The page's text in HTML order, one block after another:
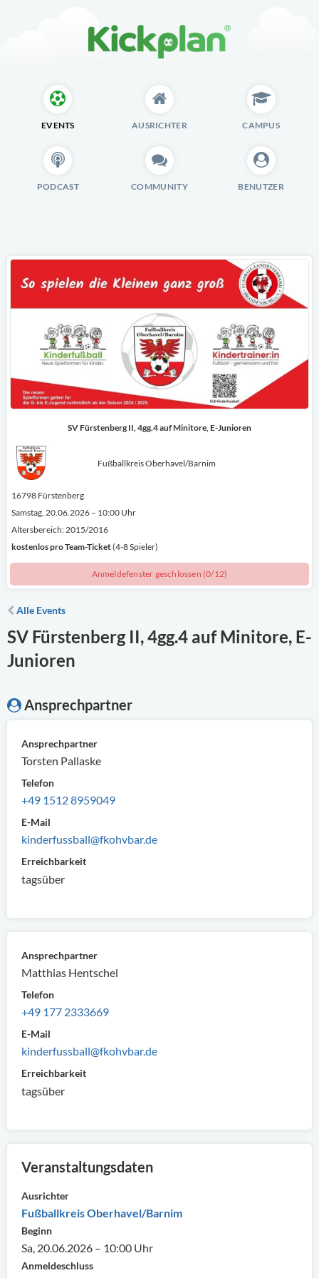
EVENTS AUSRICHTER CAMPUS
PODCAST COMMUNITY BENUTZER
SV Fürstenberg II, 4gg.4 auf Minitore, E-Junioren
Fußballkreis Oberhavel/Barnim
16798 Fürstenberg
Samstag, 20.06.2026 – 10:00 Uhr
Altersbereich: 2015/2016
kostenlospro Team-Ticket(4-8 Spieler)
Anmeldefenster geschlossen (0/12)
Alle Events
SV Fürstenberg II, 4gg.4 auf Minitore, E-
Junioren
Ansprechpartner
Ansprechpartner
Torsten Pallaske
Telefon
+49 1512 8959049
E-Mail
kinderfussball@fkohvbar.de
Erreichbarkeit
tagsüber
Ansprechpartner
Matthias Hentschel
Telefon
+49 177 2333669
E-Mail
kinderfussball@fkohvbar.de
Erreichbarkeit
tagsüber
Veranstaltungsdaten
Ausrichter
Fußballkreis Oberhavel/Barnim
Beginn
Sa, 20.06.2026 – 10:00 Uhr
Anmeldeschluss